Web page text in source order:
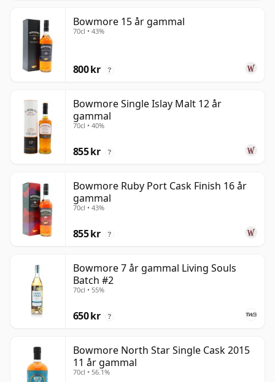
Bowmore 15 år gammal
70cl • 43%
800 kr ?
Bowmore Single Islay Malt 12 år
gammal
70cl • 40%
855 kr ?
Bowmore Ruby Port Cask Finish 16 år
gammal
70cl • 43%
855 kr ?
Bowmore 7 år gammal Living Souls
Batch #2
70cl • 55%
650 kr ?
Bowmore North Star Single Cask 2015
11 år gammal
70cl • 56.1%